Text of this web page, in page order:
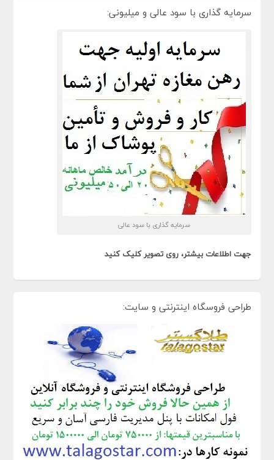
سرمایه گذاری با سود عالی و میلیونی:
سرمایه گذاری با سود عالی
جهت اطلاعات بیشتر، روی تصویر کلیک کنید
طراحی فروسگاه اینترنتی و سایت: